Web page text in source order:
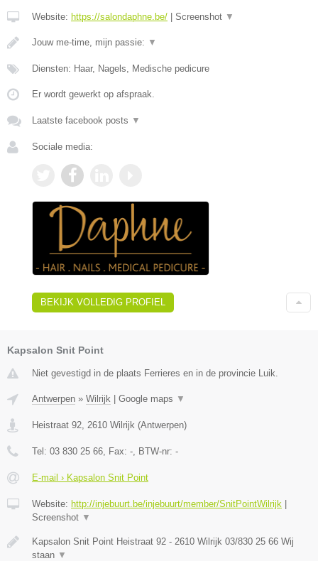
Website: https://salondaphne.be/ Screenshot ▼
Jouw me-time, mijn passie: ▼
Diensten: Haar, Nagels, Medische pedicure
Er wordt gewerkt op afspraak.
Laatste facebook posts ▼
Sociale media:
BEKIJK VOLLEDIG PROFIEL
Kapsalon Snit Point
Niet gevestigd in de plaats Ferrieres en in de provincie Luik.
Antwerpen » Wilrijk | Google maps ▼
Heistraat 92 2610 Wilrijk (Antwerpen)
Tel: 03 830 25 66 , Fax: - , BTW-nr: -
E-mail › Kapsalon Snit Point
Website: http://injebuurt.be/injebuurt/member/SnitPointWilrijk |
Screenshot ▼
Kapsalon Snit Point Heistraat 92 - 2610 Wilrijk 03/830 25 66 Wij
staan ▼